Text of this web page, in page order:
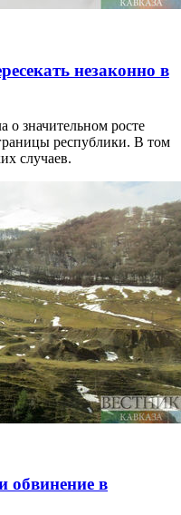
незаконно в
о значительном росте
республики. В том
случаев.
обвинение в